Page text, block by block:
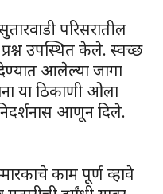
परिसरातील
प्रश्न उपस्थित केले. स्वच्छ
आलेल्या जागा
या ठिकाणी ओला
आणून दिले.
काम पूर्ण व्हावे